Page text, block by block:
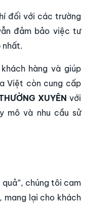
đối với các trường
đảm bảo việc tư
nhất.
hàng và giúp
Việt còn cung cấp
XUYÊN với
mô và nhu cầu sử
chúng tôi cam
mang lại cho khách